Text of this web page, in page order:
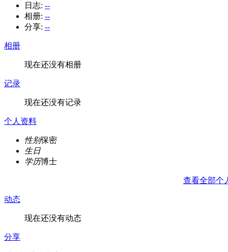
日志: --
相册: --
分享: --
相册
现在还没有相册
记录
现在还没有记录
个人资料
性别保密
生日
学历博士
查看全部个
动态
现在还没有动态
分享